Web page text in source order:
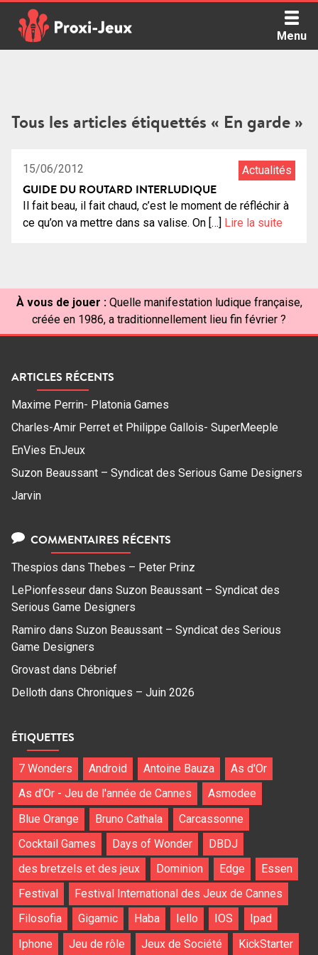
content
Menu
Tous les articles étiquettés « En garde »
15/06/2012 Actualités
GUIDE DU ROUTARD INTERLUDIQUE
Il fait beau, il fait chaud, c’est le moment de réfléchir à
ce qu’on va mettre dans sa valise. On […] Lire la suite
À vous de jouer : Quelle manifestation ludique française,
créée en 1986, a traditionnellement lieu fin février ?
ARTICLES RÉCENTS
Maxime Perrin- Platonia Games
Charles-Amir Perret et Philippe Gallois- SuperMeeple
EnVies EnJeux
Suzon Beaussant – Syndicat des Serious Game Designers
Jarvin
COMMENTAIRES RÉCENTS
Thespios dans Thebes – Peter Prinz
LePionfesseur dans Suzon Beaussant – Syndicat des
Serious Game Designers
Ramiro dans Suzon Beaussant – Syndicat des Serious
Game Designers
Grovast dans Débrief
Delloth dans Chroniques – Juin 2026
ÉTIQUETTES
7 Wonders Android Antoine Bauza
As d'Or
As d'Or - Jeu de l'année de Cannes
Asmodee
Blue Orange
Bruno Cathala
Carcassonne
Cocktail Games
Days of Wonder
DBDJ
des bretzels et des jeux
Dominion Edge
Essen
Festival
Festival International des Jeux de Cannes
Filosofia
Gigamic Haba Iello IOS
Ipad
Iphone
Jeu de rôle Jeux de Société KickStarter